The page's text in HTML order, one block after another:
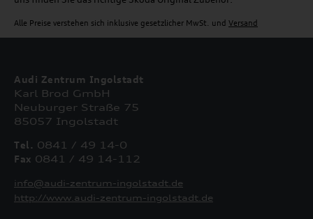
Alle Preise verstehen sich inklusive gesetzlicher MwSt. und Versand
Audi Zentrum Ingolstadt
Karl Brod GmbH
Neuburger Straße 75
85057 Ingolstadt
Tel. 0841 / 49 14-0
Fax 0841 / 49 14-112
info@audi-zentrum-ingolstadt.de
http://www.audi-zentrum-ingolstadt.de